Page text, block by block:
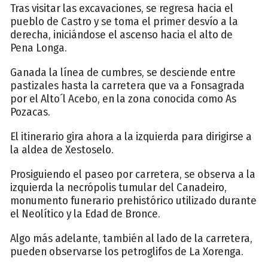
Tras visitar las excavaciones, se regresa hacia el
pueblo de Castro y se toma el primer desvío a la
derecha, iniciándose el ascenso hacia el alto de
Pena Longa.
Ganada la línea de cumbres, se desciende entre
pastizales hasta la carretera que va a Fonsagrada
por el Alto´l Acebo, en la zona conocida como As
Pozacas.
El itinerario gira ahora a la izquierda para dirigirse a
la aldea de Xestoselo.
Prosiguiendo el paseo por carretera, se observa a la
izquierda la necrópolis tumular del Canadeiro,
monumento funerario prehistórico utilizado durante
el Neolítico y la Edad de Bronce.
Algo más adelante, también al lado de la carretera,
pueden observarse los petroglifos de La Xorenga.